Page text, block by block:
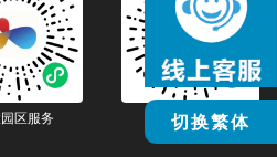
切换繁体
区服务 智慧生活服务